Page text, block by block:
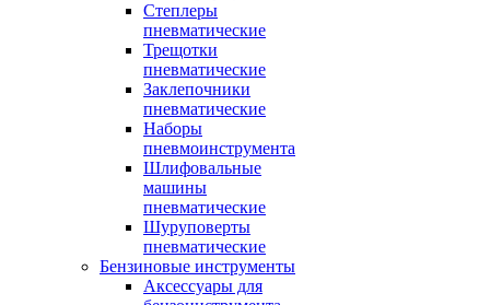
Степлеры
пневматические
Трещотки
пневматические
Заклепочники
пневматические
Наборы
пневмоинструмента
Шлифовальные
машины
пневматические
Шуруповерты
пневматические
Бензиновые инструменты
Аксессуары для